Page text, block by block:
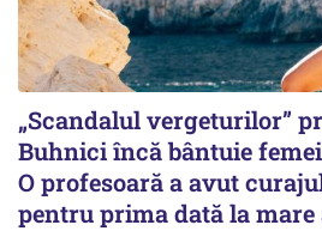
„Scandalul vergeturilor”
Buhnici încă bântuie
O profesoară a avut
pentru prima dată la mare